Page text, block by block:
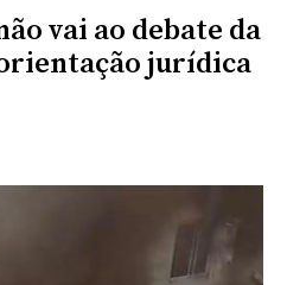
vai ao debate da
jurídica